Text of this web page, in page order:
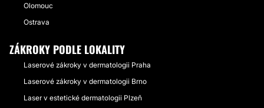
Olomouc
Ostrava
ZÁKROKY PODLE LOKALITY
Laserové zákroky v dermatologii Praha
Laserové zákroky v dermatologii Brno
Laser v estetické dermatologii Plzeň